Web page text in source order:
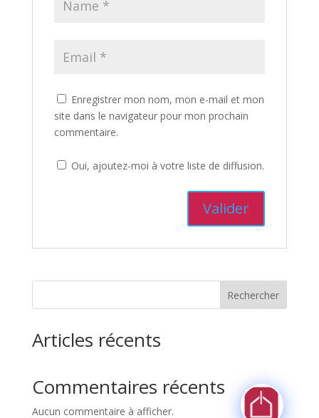
Enregistrer mon nom, mon e-mail et mon
site dans le navigateur pour mon prochain
commentaire.
Oui, ajoutez-moi à votre liste de diffusion.
Rechercher
Articles récents
Commentaires récents
Aucun commentaire à afficher.